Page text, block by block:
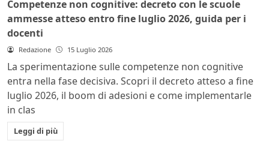
Competenze non cognitive: decreto con le scuole
ammesse atteso entro fine luglio 2026, guida per i
docenti
Redazione 15 Luglio 2026
La sperimentazione sulle competenze non cognitive
entra nella fase decisiva. Scopri il decreto atteso a fine
luglio 2026, il boom di adesioni e come implementarle
in clas
Leggi di più